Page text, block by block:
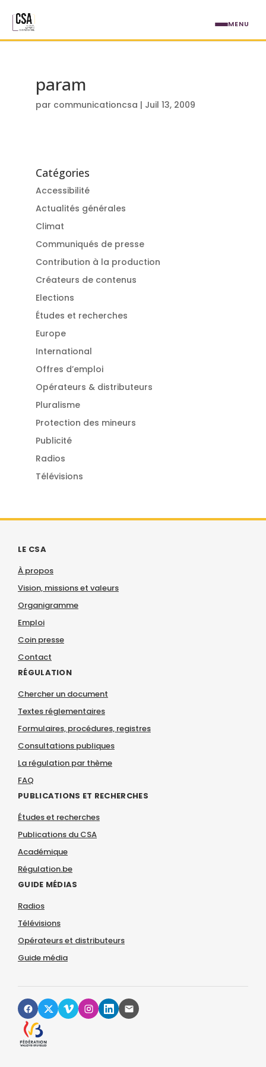
param
par communicationcsa | Juil 13, 2009
Catégories
Accessibilité
Actualités générales
Climat
Communiqués de presse
Contribution à la production
Créateurs de contenus
Elections
Études et recherches
Europe
International
Offres d’emploi
Opérateurs & distributeurs
Pluralisme
Protection des mineurs
Publicité
Radios
Télévisions
LE CSA
À propos
Vision, missions et valeurs
Organigramme
Emploi
Coin presse
Contact
RÉGULATION
Chercher un document
Textes réglementaires
Formulaires, procédures, registres
Consultations publiques
La régulation par thème
FAQ
PUBLICATIONS ET RECHERCHES
Études et recherches
Publications du CSA
Académique
Régulation.be
GUIDE MÉDIAS
Radios
Télévisions
Opérateurs et distributeurs
Guide média
MENU